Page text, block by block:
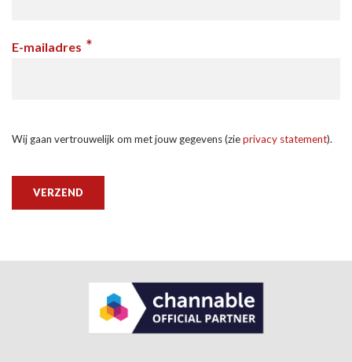
E-mailadres *
Wij gaan vertrouwelijk om met jouw gegevens (zieprivacy statement).
VERZEND